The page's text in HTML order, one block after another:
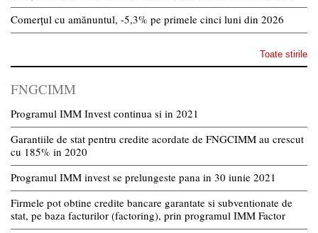
Comerțul cu amănuntul, -5,3% pe primele cinci luni din 2026
Toate stirile
FNGCIMM
Programul IMM Invest continua si in 2021
Garantiile de stat pentru credite acordate de FNGCIMM au crescut
cu 185% in 2020
Programul IMM invest se prelungeste pana in 30 iunie 2021
Firmele pot obtine credite bancare garantate si subventionate de
stat, pe baza facturilor (factoring), prin programul IMM Factor